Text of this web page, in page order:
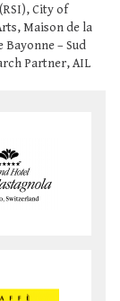
City of
Maison de la
Bayonne – Sud
Partner, AIL